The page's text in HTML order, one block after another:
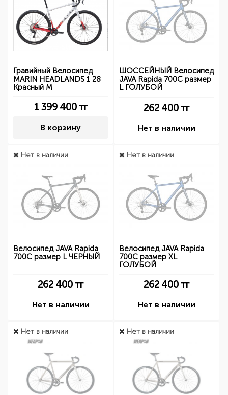
Гравийный Велосипед
MARIN HEADLANDS 1 28
Красный М
1 399 400тг
В корзину
ШОССЕЙНЫЙ Велосипед
JAVA Rapida 700C размер
L ГОЛУБОЙ
262 400 тг
Нет в наличии
Нет в наличии
Велосипед JAVA Rapida
700C размер L ЧЕРНЫЙ
262 400 тг
Нет в наличии
Нет в наличии
Велосипед JAVA Rapida
700C размер XL
ГОЛУБОЙ
262 400 тг
Нет в наличии
Нет в наличии Нет в наличии